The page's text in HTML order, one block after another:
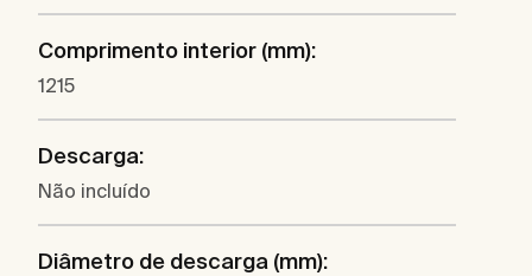
Comprimento interior (mm):
1215
Descarga:
Não incluído
Diâmetro de descarga (mm):